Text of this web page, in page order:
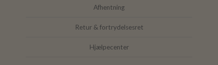
Afhentning
Retur & fortrydelsesret
Hjælpecenter